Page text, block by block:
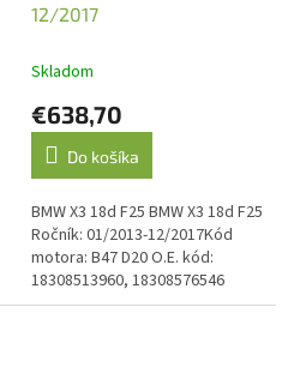
12/2017
Skladom
€638,70
Do košíka
BMW X3 18d F25 BMW X3 18d F25
Ročník: 01/2013-12/2017Kód
motora: B47 D20 O.E. kód:
18308513960, 18308576546